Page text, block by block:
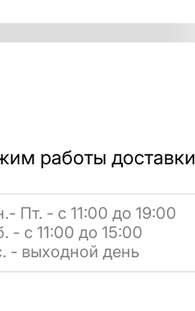
работы доставки
Пт. - с 11:00 до 19:00
- с 11:00 до 15:00
- выходной день